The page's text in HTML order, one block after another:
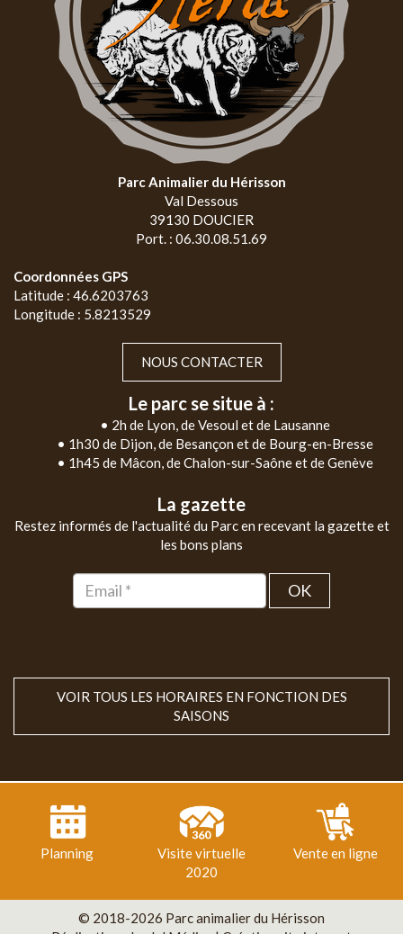
Parc Animalier du Hérisson
Val Dessous
39130 DOUCIER
Port. : 06.30.08.51.69
Coordonnées GPS
Latitude : 46.6203763
Longitude : 5.8213529
NOUS CONTACTER
Le parc se situe à :
• 2h de Lyon, de Vesoul et de Lausanne
• 1h30 de Dijon, de Besançon et de Bourg-en-Bresse
• 1h45 de Mâcon, de Chalon-sur-Saône et de Genève
La gazette
Restez informés de l'actualité du Parc en recevant la gazette et
les bons plans
OK
VOIR TOUS LES HORAIRES EN FONCTION DES
SAISONS
Planning
Visite virtuelle
2020
Vente en ligne
© 2018-2026 Parc animalier du Hérisson